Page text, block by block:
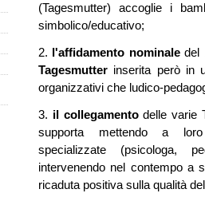
(Tagesmutter) accoglie i
simbolico/educativo;
2. l'affidamento nominaledel
Tagesmutter inserita però in
organizzativi che ludico-
3. il collegamentodelle varie
supporta mettendo a loro
specializzate (psicologa,
intervenendo nel contempo a
ricaduta positiva sulla qualità